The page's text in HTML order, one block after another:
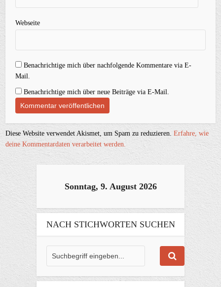
Webseite
Benachrichtige mich über nachfolgende Kommentare via E-
Mail.
Benachrichtige mich über neue Beiträge via E-Mail.
Diese Website verwendet Akismet, um Spam zu reduzieren.Erfahre, wie
deine Kommentardaten verarbeitet werden.
Sonntag, 9. August 2026
NACH STICHWORTEN SUCHEN